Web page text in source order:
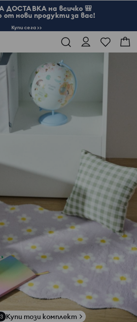
ДОСТАВКА на всичко 🎒
от нови продукти за вас!
Купи сега >>
3 Купи този комплект